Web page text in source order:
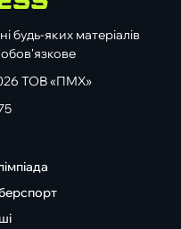
будь-яких матеріалів
ТОВ «ПМХ»